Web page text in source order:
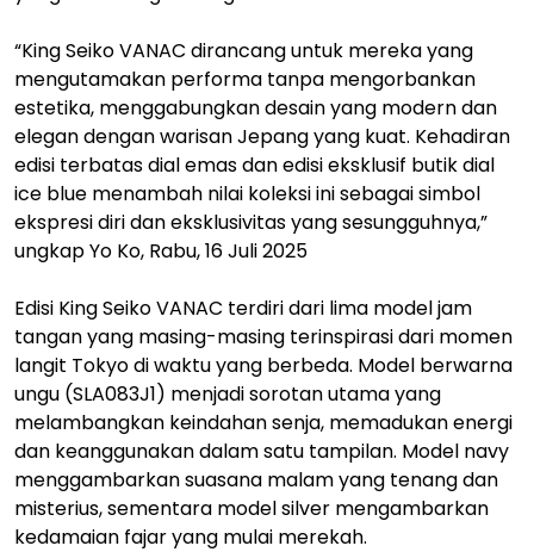
“King Seiko VANAC dirancang untuk mereka yang
mengutamakan performa tanpa mengorbankan
estetika, menggabungkan desain yang modern dan
elegan dengan warisan Jepang yang kuat. Kehadiran
edisi terbatas dial emas dan edisi eksklusif butik dial
ice blue menambah nilai koleksi ini sebagai simbol
ekspresi diri dan eksklusivitas yang sesungguhnya,”
ungkap Yo Ko, Rabu, 16 Juli 2025
Edisi King Seiko VANAC terdiri dari lima model jam
tangan yang masing-masing terinspirasi dari momen
langit Tokyo di waktu yang berbeda. Model berwarna
ungu (SLA083J1) menjadi sorotan utama yang
melambangkan keindahan senja, memadukan energi
dan keanggunakan dalam satu tampilan. Model navy
menggambarkan suasana malam yang tenang dan
misterius, sementara model silver mengambarkan
kedamaian fajar yang mulai merekah.